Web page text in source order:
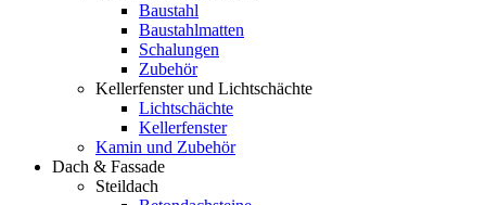
Baustahl
Baustahlmatten
Schalungen
Zubehör
Kellerfenster und Lichtschächte
Lichtschächte
Kellerfenster
Kamin und Zubehör
Dach & Fassade
Steildach